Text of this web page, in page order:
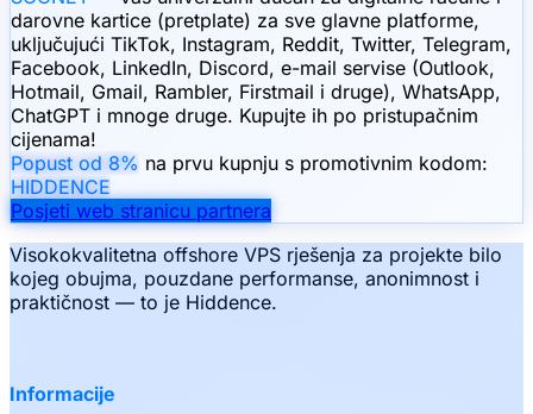
darovne kartice (pretplate) za sve glavne platforme,
uključujući TikTok, Instagram, Reddit, Twitter, Telegram,
Facebook, LinkedIn, Discord, e-mail servise (Outlook,
Hotmail, Gmail, Rambler, Firstmail i druge), WhatsApp,
ChatGPT i mnoge druge. Kupujte ih po pristupačnim
cijenama!
Popust od 8% na prvu kupnju s promotivnim kodom:
HIDDENCE
Posjeti web stranicu partnera
Visokokvalitetna offshore VPS rješenja za projekte bilo
kojeg obujma, pouzdane performanse, anonimnost i
praktičnost — to je Hiddence.
Informacije